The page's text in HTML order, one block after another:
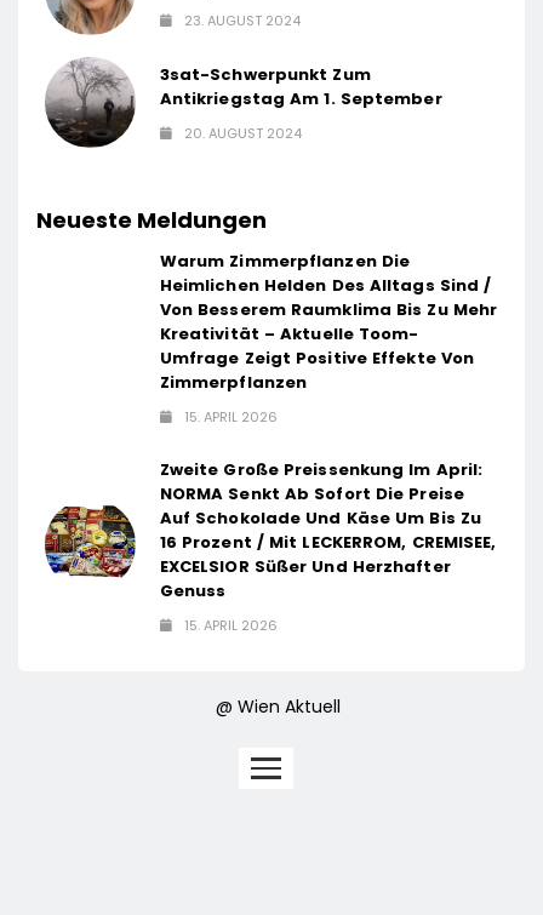
23. AUGUST 2024
3sat-Schwerpunkt Zum
Antikriegstag Am 1. September
20. AUGUST 2024
Neueste Meldungen
Warum Zimmerpflanzen Die
Heimlichen Helden Des Alltags Sind /
Von Besserem Raumklima Bis Zu Mehr
Kreativität – Aktuelle Toom-
Umfrage Zeigt Positive Effekte Von
Zimmerpflanzen
15. APRIL 2026
Zweite Große Preissenkung Im April:
NORMA Senkt Ab Sofort Die Preise
Auf Schokolade Und Käse Um Bis Zu
16 Prozent / Mit LECKERROM, CREMISEE,
EXCELSIOR Süßer Und Herzhafter
Genuss
15. APRIL 2026
@ Wien Aktuell